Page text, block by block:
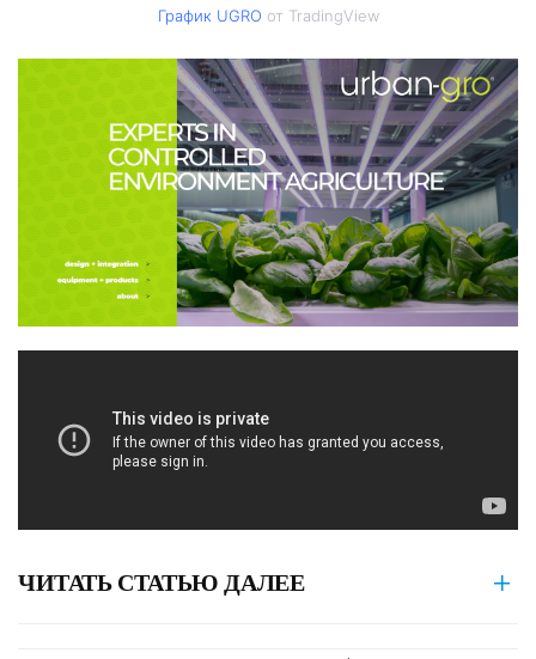
График UGRO от TradingView
ЧИТАТЬ СТАТЬЮ ДАЛЕЕ